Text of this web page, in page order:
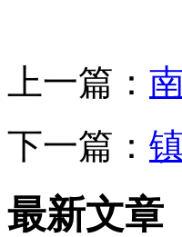
上一篇：
下一篇：
最新文章